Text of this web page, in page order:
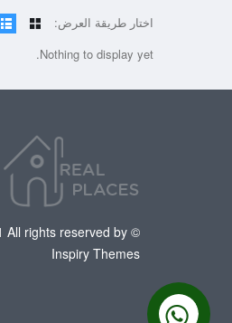
اختار طريقة العرض:
Nothing to display yet.
All rights reserved by
Inspiry Themes